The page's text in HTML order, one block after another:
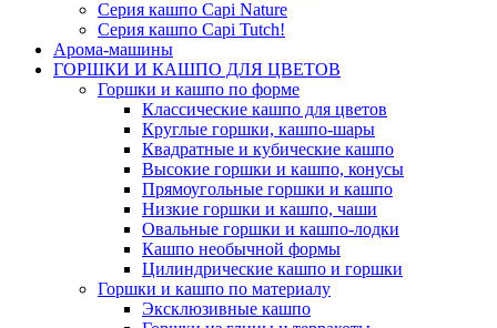
Серия кашпо Capi Nature
Серия кашпо Capi Tutch!
Арома-машины
ГОРШКИ И КАШПО ДЛЯ ЦВЕТОВ
Горшки и кашпо по форме
Классические кашпо для цветов
Круглые горшки, кашпо-шары
Квадратные и кубические кашпо
Высокие горшки и кашпо, конусы
Прямоугольные горшки и кашпо
Низкие горшки и кашпо, чаши
Овальные горшки и кашпо-лодки
Кашпо необычной формы
Цилиндрические кашпо и горшки
Горшки и кашпо по материалу
Эксклюзивные кашпо